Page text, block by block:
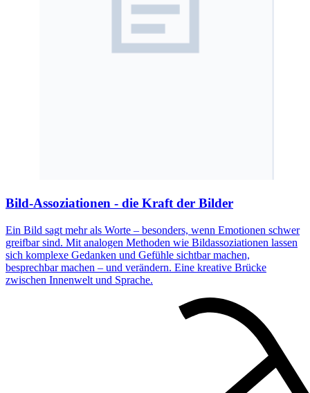
Bild-Assoziationen - die Kraft der Bilder
Ein Bild sagt mehr als Worte – besonders, wenn Emotionen schwer
greifbar sind. Mit analogen Methoden wie Bildassoziationen lassen
sich komplexe Gedanken und Gefühle sichtbar machen,
besprechbar machen – und verändern. Eine kreative Brücke
zwischen Innenwelt und Sprache.